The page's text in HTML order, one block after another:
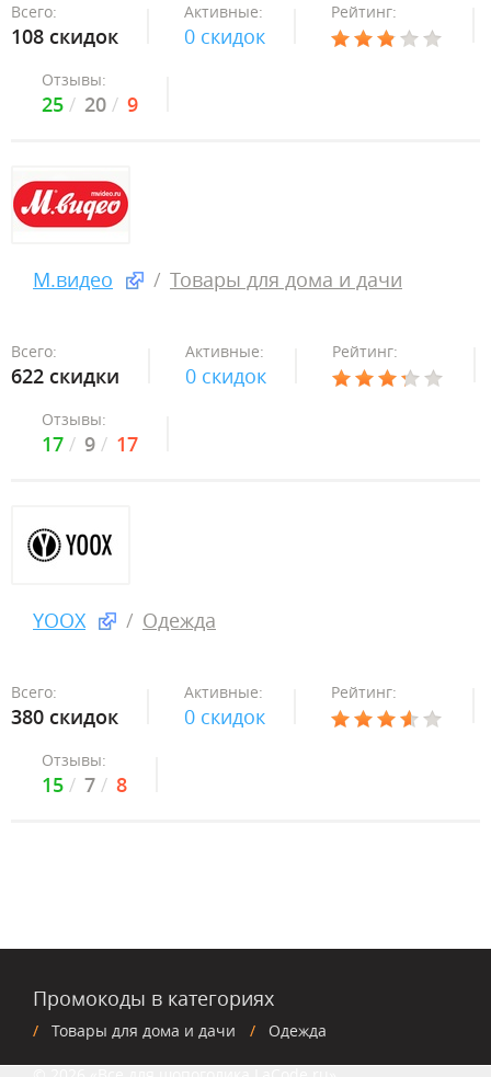
Всего:
108 скидок
Активные:
0 скидок
Рейтинг:
Отзывы:
25 20 9
М.видео Товары для дома и дачи
Всего:
622 скидки
Активные:
0 скидок
Рейтинг:
Отзывы:
17 9 17
YOOX Одежда
Всего:
380 скидок
Активные:
0 скидок
Рейтинг:
Отзывы:
15 7 8
Промокоды в категориях
Товары для дома и дачи Одежда